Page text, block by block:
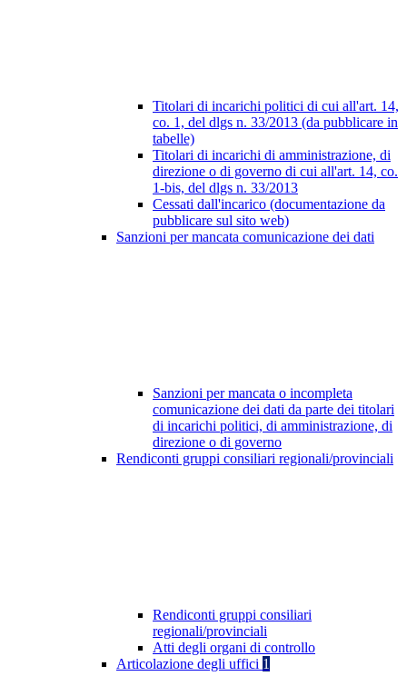
Titolari di incarichi politici di cui all'art. 14,
co. 1, del dlgs n. 33/2013 (da pubblicare in
tabelle)
Titolari di incarichi di amministrazione, di
direzione o di governo di cui all'art. 14, co.
1-bis, del dlgs n. 33/2013
Cessati dall'incarico (documentazione da
pubblicare sul sito web)
Sanzioni per mancata comunicazione dei dati
Sanzioni per mancata o incompleta
comunicazione dei dati da parte dei titolari
di incarichi politici, di amministrazione, di
direzione o di governo
Rendiconti gruppi consiliari regionali/provinciali
Rendiconti gruppi consiliari
regionali/provinciali
Atti degli organi di controllo
Articolazione degli uffici 1